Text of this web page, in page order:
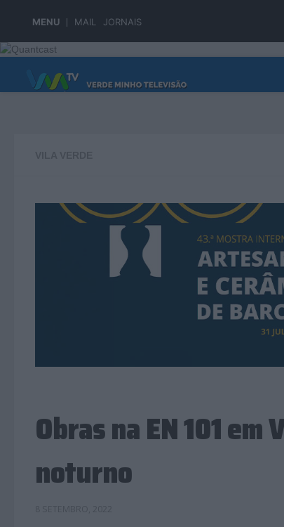
MENU MAIL JORNAIS
Skip to content
Obras na EN 101
noturno